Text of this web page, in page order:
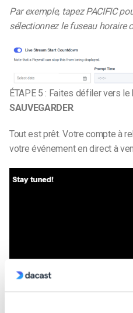
Par exemple, tapez PACIFIC
sélectionnez le fuseau horaire
ÉTAPE 5 : Faites défiler vers
SAUVEGARDER.
Tout est prêt. Votre compte à
votre événement en direct à